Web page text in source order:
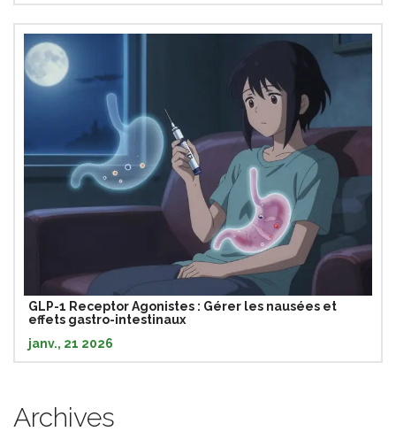
GLP-1 Receptor Agonistes : Gérer les nausées et
effets gastro-intestinaux
janv., 21 2026
Archives